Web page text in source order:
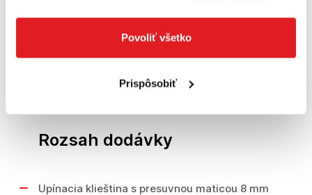
Povoliť všetko
Prispôsobiť
Úroveň akustického tlaku 71 dB(A)
Nepresnosť K 3 dB
Rad Heavy Duty
Rozsah dodávky
Upínacia klieština s presuvnou maticou 8 mm